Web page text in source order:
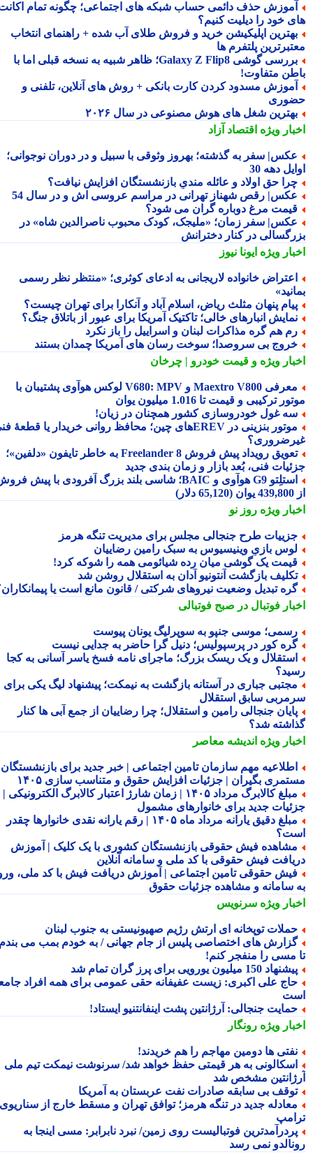
حذف دائمی حساب شبکه های اجتماعی؛ چگونه تمام اکانت
خود را دیلیت کنیم؟
اپلیکیشن خرید و فروش طلای آب شده + راهنمای انتخاب
پلتفرم ها
بررسی گوشی Galaxy Z Flip8؛ ظاهر شبیه به نسخه قبلی اما با
متفاوت!
مسدود کردن کارت بانکی + روش های آنلاین، تلفنی و
شغل های هوش مصنوعی در سال ۲۰۲۶
ویژهاقتصاد آزاد
سفر به گذشته؛ بهروز وثوقی با سبیل و در دوران نوجوانی؛
دهه 30
حق اولاد و عائله مندیِ بازنشستگان افزایش نیافت؟
رقص شهناز تهرانی در مراسم عروسی اش و در سال 54
مرغ دوباره گران می شود؟
سفر زمان؛ «ملیجک، کودک محبوب ناصرالدین شاه» در
در کنار دخترانش
ویژهایونا نیوز
خانواده لاریجانی به ادعای کوثری؛ «منتظر نظر رسمی
پنهان مثلث ریاض، اسلام آباد و آنکارا برای تهران چیست؟
انبارهای خالی؛ تاکتیک آمریکا برای عبور از باتلاق جنگ؟
هم گره مذاکرات لبنان و اسراییل را باز نکرد
بی سروصدا؛ سوخت رسان های آمریکا چمدان بستند
ویژهو قیمت خودرو | چرخان
معرفی Maextro V800 و V680: MPV لوکس هوآوی پشتیبان با
ترکیبی و قیمت تا 1.016 میلیون یوان
غول خودروسازی کشور همچنان در زیان!
موتور بنزینی در EREVهای چین؛ محافظ روانی خریدار یا قطعهٔ فنی
تعویق رویداد پیش فروش Freelander 8 به خاطر تایفون «دلفین»؛
فنی، بُعد بازار و زمان بندی جدید
استلِتو G9 هوآوی و BAIC؛ شاسی بلند بزرگ آفرودی با پیش فروش
ویژهروز نو
طرح جنجالی مجلس برای مدیریت تنگه هرمز
بازیِ وینیسیوس به سبک رامین رضاییان
یک گوشی میان رده شیائومی همه را شوکه کرد!
بازگشت آنتونیو آدان به استقلال روشن شد
تبدیل وضعیت نیروهای شرکتی / قانون مانع است یا پیمانکاران؟
فوتبال در صبح فوتبالی
موسی جنپو به سوپرلیگ یونان پیوست
کور در پرسپولیس؛ دنیل گرا حاضر به جدایی نیست
و یک ریسک بزرگ؛ ماجرای نامه فسخ یاسر آسانی به کجا
جباری در آستانه بازگشت به نیمکت؛ پیشنهاد لیگ یکی برای
سابق استقلال
جنجالی رامین و استقلال؛ چرا رضاییان از جمع آبی ها کنار
شد؟
ویژهاندیشه معاصر
مهم سازمان تامین اجتماعی | خبر جدید برای بازنشستگان و
بگیران | جزئیات افزایش حقوق و متناسب سازی ۱۴۰۵
مبلغ کالابرگ مرداد ۱۴۰۵ | زمان شارژ اعتبار کالابرگ الکترونیکی |
جدید برای خانوارهای مشمول
مبلغ دقیق یارانه مرداد ماه ۱۴۰۵ | رقم یارانه نقدی خانوارها چقدر
فیش حقوقی بازنشستگان کشوری با یک کلیک | آموزش
فیش حقوقی با کد ملی و سامانه آنلاین
حقوقی تامین اجتماعی | آموزش دریافت فیش با کد ملی، ورود
سامانه و مشاهده جزئیات حقوق
ویژهسرنویس
توپخانه ای ارتش رژیم صهیونیستی به جنوب لبنان
های اختصاصی پلیس از جام جهانی / به خودم بمب می بندم
مسی را منفجر کنم!
150 میلیون یورویی برای پرز گران تمام شد
علی اکبری: زیست عفیفانه حقی عمومی برای همه افراد جامعه
جنجالی: آرژانتین پشت اینفانتنیو ایستاد!
ویژهرونگار
ها دومین مهاجم را هم خریدند!
به هر قیمتی حفظ خواهد شد/ سرنوشت نیمکت تیم ملی
مشخص شد
بی سابقه صادرات نفت عربستان به آمریکا
جدید در تنگه هرمز؛ توافق تهران و مسقط خارج از سناریوی
فوتبالیست روی زمین/ نبرد نابرابر: مسی اینجا به
نمی رسد